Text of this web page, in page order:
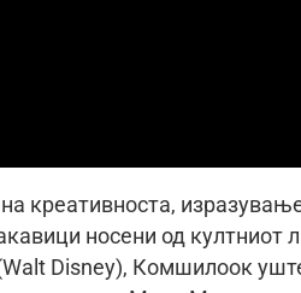
креативноста,
носени од
Disney), Комшилоок